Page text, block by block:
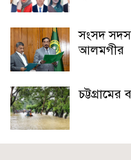
সংসদ
আলমগীর
চট্টগ্রামের